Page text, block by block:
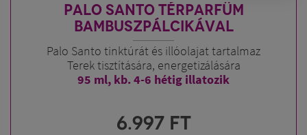
PALO SANTO TÉRPARFÜM
BAMBUSZPÁLCIKÁVAL
Palo Santo tinktúrát és illóolajat tartalmaz
Terek tisztítására, energetizálására
95 ml, kb. 4-6 hétig illatozik
6.997 FT